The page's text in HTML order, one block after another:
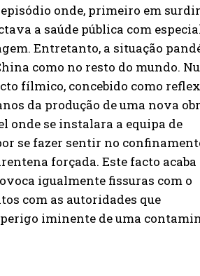
onde, primeiro em
a saúde pública com
Entretanto, a situação
como no resto do mundo.
fílmico, concebido como
da produção de uma nova
onde se instalara a equipa de
se fazer sentir no
forçada. Este facto acaba
igualmente fissuras com o
com as autoridades que
iminente de uma